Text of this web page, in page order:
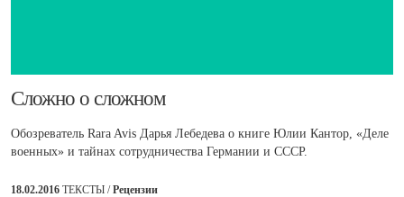
​Сложно о сложном
Обозреватель Rara Avis Дарья Лебедева о книге Юлии Кантор, «Деле
военных» и тайнах сотрудничества Германии и СССР.
18.02.2016 ТЕКСТЫ /Рецензии